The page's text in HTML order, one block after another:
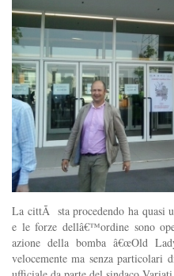
La cittÃ sta procedendo ha quasi
e le forze dellâ€™ordine sono
azione della bomba â€œOld
velocemente ma senza particolari